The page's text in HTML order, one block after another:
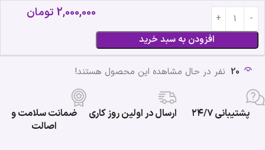
افزودن به سبد خرید
2,000,000 تومان
20 نفر در حال مشاهده این محصول هستند!
پشتیبانی ۲۴/۷ ارسال در اولین روز کاری
ضمانت سلامت و
اصالت